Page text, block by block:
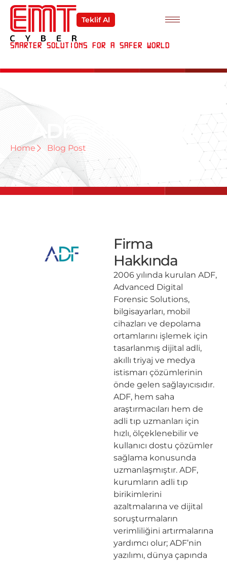
Teklif Al
Smarter Solutions For a Safer World
ADF SOLUTIONS
Home Blog Post
Firma
Hakkında
2006 yılında kurulan ADF,
Advanced Digital
Forensic Solutions,
bilgisayarları, mobil
cihazları ve depolama
ortamlarını işlemek için
tasarlanmış dijital adli,
akıllı triyaj ve medya
istismarı çözümlerinin
önde gelen sağlayıcısıdır.
ADF, hem saha
araştırmacıları hem de
adli tıp uzmanları için
hızlı, ölçeklenebilir ve
kullanıcı dostu çözümler
sağlama konusunda
uzmanlaşmıştır. ADF,
kurumların adli tıp
birikimlerini
azaltmalarına ve dijital
soruşturmaların
verimliliğini artırmalarına
yardımcı olur; ADF’nin
yazılımı, dünya çapında